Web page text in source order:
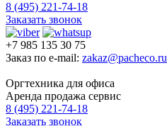
8 (495) 221-74-18
Заказать звонок
+7 985 135 30 75
Заказ по e-mail: zakaz@pacheco.ru
Оргтехника для офиса
Аренда продажа сервис
8 (495) 221-74-18
Заказать звонок